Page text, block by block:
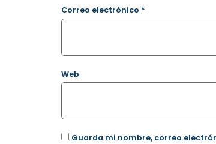
Correo electrónico *
Web
Guarda mi nombre, correo